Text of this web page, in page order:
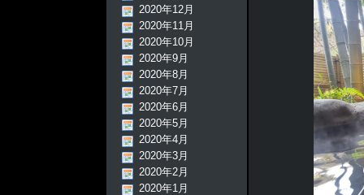
2020年12月
2020年11月
2020年10月
2020年9月
2020年8月
2020年7月
2020年6月
2020年5月
2020年4月
2020年3月
2020年2月
2020年1月